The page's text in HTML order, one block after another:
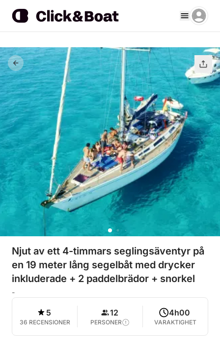
Njut av ett 4-timmars seglingsäventyr på
en 19 meter lång segelbåt med drycker
inkluderade + 2 paddelbrädor + snorkel
-
5
36 RECENSIONER
12
PERSONER
4h00
VARAKTIGHET